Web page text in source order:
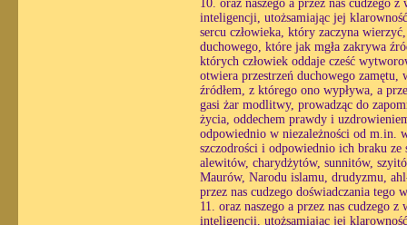
10. oraz naszego a przez nas cudzego
inteligencji, utożsamiając jej
sercu człowieka, który zaczyna
duchowego, które jak mgła zakrywa
których człowiek oddaje cześć
otwiera przestrzeń duchowego zamętu,
źródłem, z którego ono wypływa, a
gasi żar modlitwy, prowadząc do
życia, oddechem prawdy i
odpowiednio w niezależności od m.in.
szczodrości i odpowiednio ich braku
alewitów, charydżytów, sunnitów,
Maurów, Narodu islamu, drudyzmu,
przez nas cudzego doświadczania tego
11. oraz naszego a przez nas cudzego
inteligencji, utożsamiając jej